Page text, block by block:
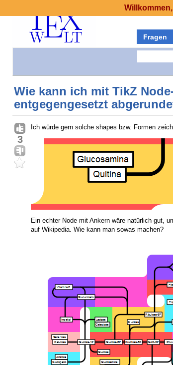
Fragen
Wie kann ich mit TikZ
entgegengesetzt
3
Ich würde gern solche shapes bzw. Formen
Ein echter Node mit Ankern wäre natürlich gut,
auf Wikipedia. Wie kann man sowas machen?